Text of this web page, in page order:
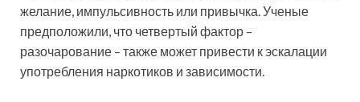
желание, импульсивность или привычка. Ученые
предположили, что четвертый фактор –
разочарование – также может привести к эскалации
употребления наркотиков и зависимости.